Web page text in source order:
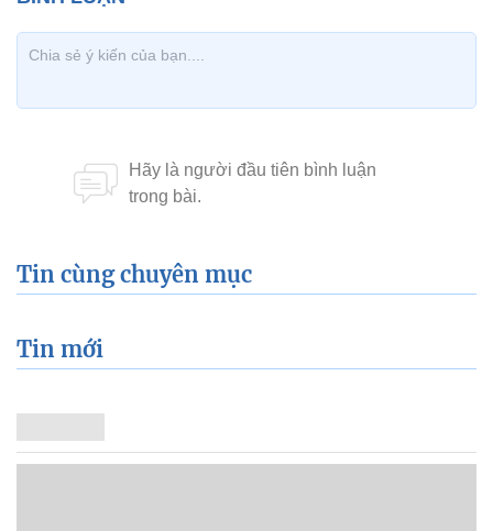
Tin cùng chuyên mục
Tin mới